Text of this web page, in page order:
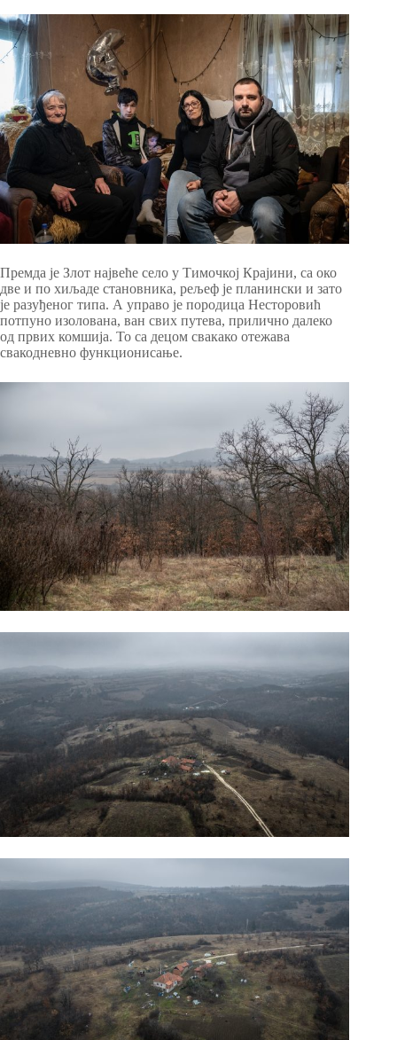
Премда је Злот највеће село у Тимочкој Крајини, са око
две и по хиљаде становника, рељеф је планински и зато
је разуђеног типа. А управо је породица Несторовић
потпуно изолована, ван свих путева, прилично далеко
од првих комшија. То са децом свакако отежава
свакодневно функционисање.